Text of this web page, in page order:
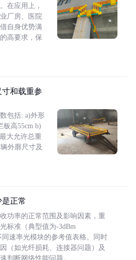
在应用上，
厂房、医院
自身优势满
高要求，保
和载重参
包括: a)外形
板高55cm b)
大允许总重
外廓尺寸及
正常
功率的正常范围及影响因素，重
标准（典型值为-3dBm
同速率光模块的参考值表格。同时
（如光纤损耗、连接器问题）及
判断网络性能问题。